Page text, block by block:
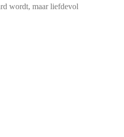
wordt, maar liefdevol